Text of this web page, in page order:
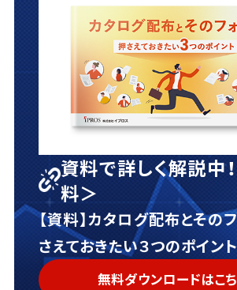
資料で詳しく解説中
料＞
【資料】カタログ配布とその
さえておきたい３つのポイン
無料ダウンロードはこち